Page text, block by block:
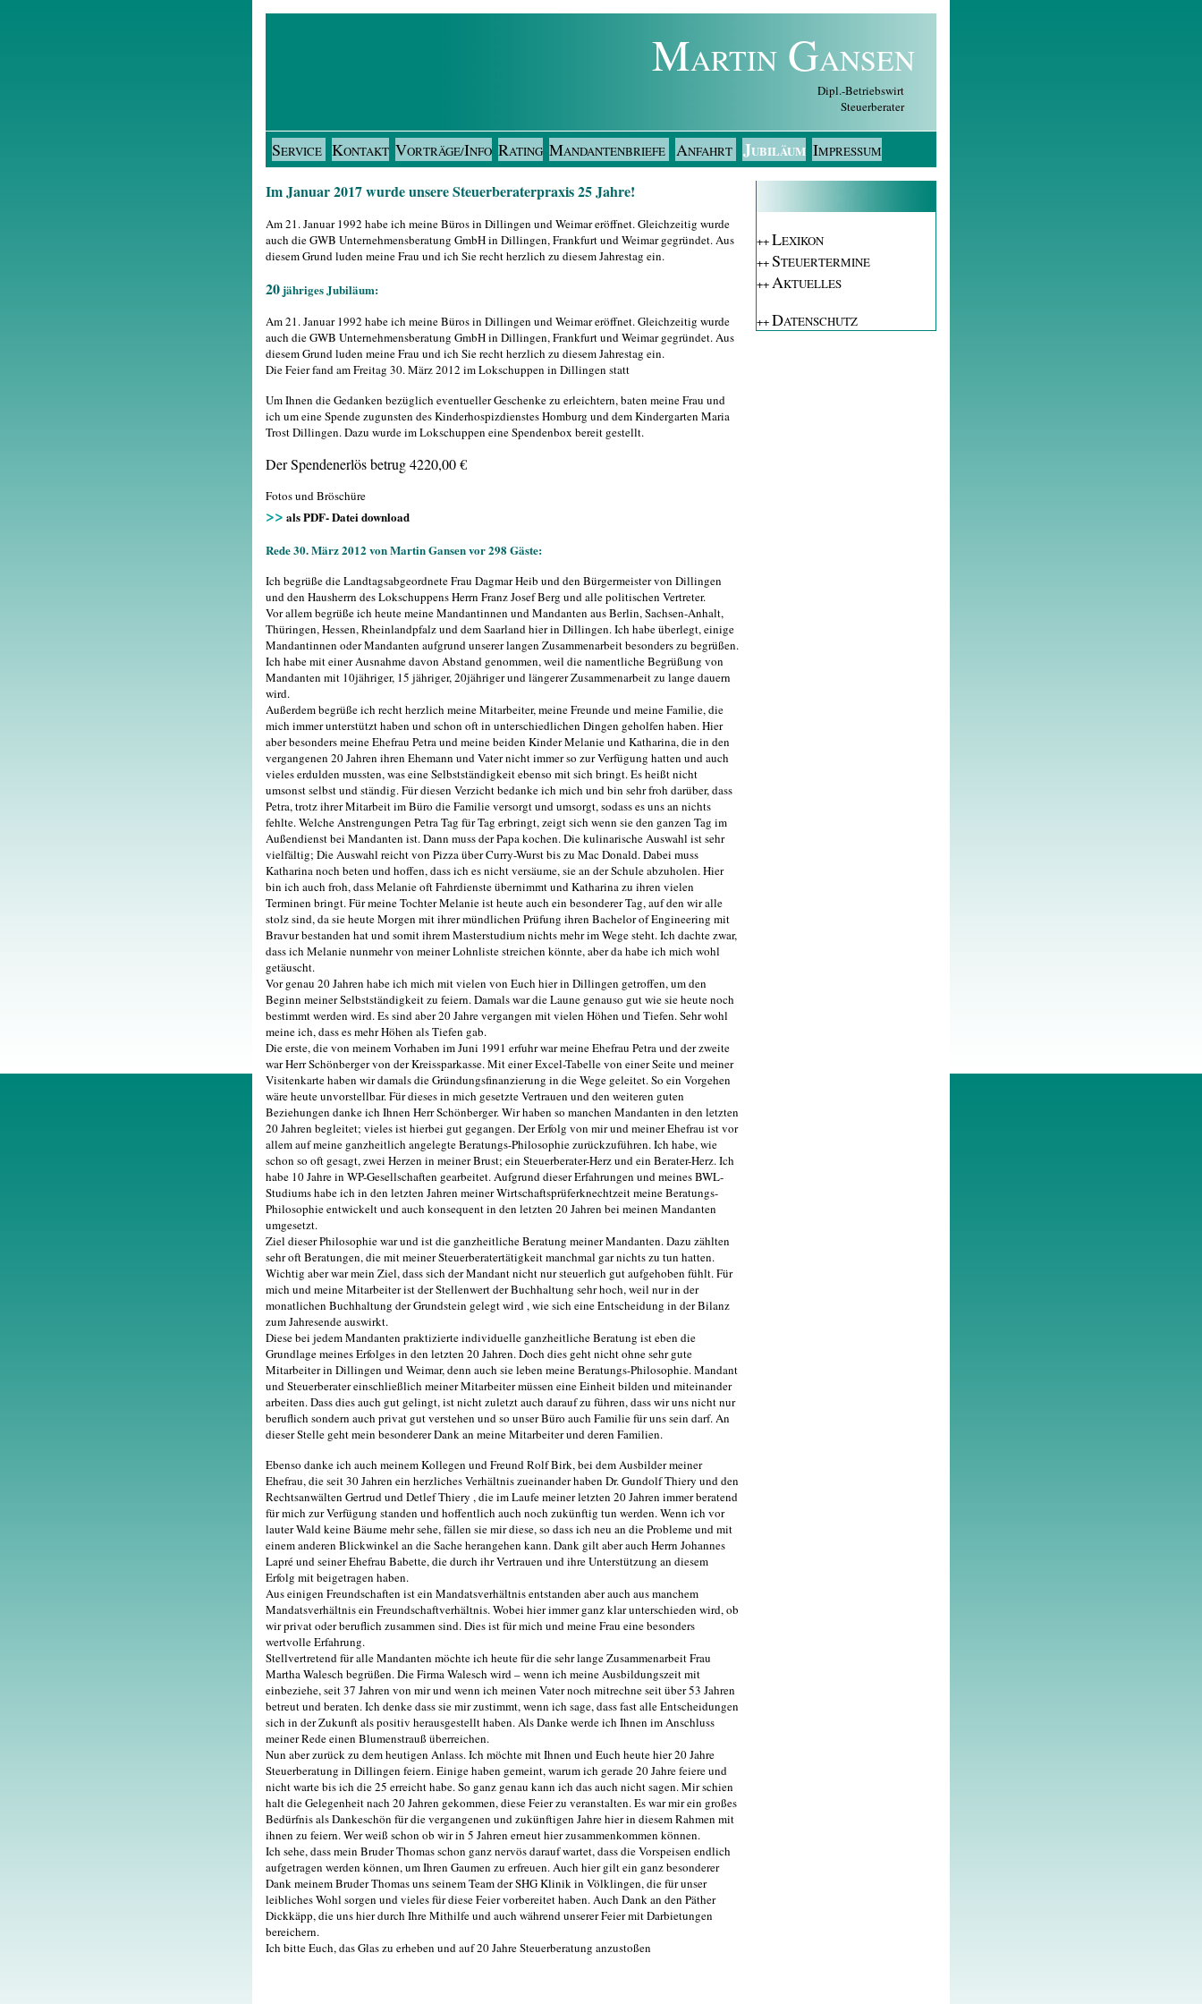
MARTIN GANSEN
Dipl.-Betriebswirt
Steuerberater
SERVICE KONTAKT VORTRÄGE/INFO RATING MANDANTENBRIEFE ANFAHRT JUBILÄUM IMPRESSUM
Im Januar 2017 wurde unsere Steuerberaterpraxis 25 Jahre!
Am 21. Januar 1992 habe ich meine Büros in Dillingen und Weimar eröffnet. Gleichzeitig wurde
auch die GWB Unternehmensberatung GmbH in Dillingen, Frankfurt und Weimar gegründet. Aus
diesem Grund luden meine Frau und ich Sie recht herzlich zu diesem Jahrestag ein.
20 jähriges Jubiläum:
Am 21. Januar 1992 habe ich meine Büros in Dillingen und Weimar eröffnet. Gleichzeitig wurde
auch die GWB Unternehmensberatung GmbH in Dillingen, Frankfurt und Weimar gegründet. Aus
diesem Grund luden meine Frau und ich Sie recht herzlich zu diesem Jahrestag ein.
Die Feier fand am Freitag 30. März 2012 im Lokschuppen in Dillingen statt
Um Ihnen die Gedanken bezüglich eventueller Geschenke zu erleichtern, baten meine Frau und
ich um eine Spende zugunsten des Kinderhospizdienstes Homburg und dem Kindergarten Maria
Trost Dillingen. Dazu wurde im Lokschuppen eine Spendenbox bereit gestellt.
Der Spendenerlös betrug 4220,00 €
Fotos und Bröschüre
>> als PDF- Datei download
Rede 30. März 2012 von Martin Gansen vor 298 Gäste:
Ich begrüße die Landtagsabgeordnete Frau Dagmar Heib und den Bürgermeister von Dillingen
und den Hausherrn des Lokschuppens Herrn Franz Josef Berg und alle politischen Vertreter.
Vor allem begrüße ich heute meine Mandantinnen und Mandanten aus Berlin, Sachsen-Anhalt,
Thüringen, Hessen, Rheinlandpfalz und dem Saarland hier in Dillingen. Ich habe überlegt, einige
Mandantinnen oder Mandanten aufgrund unserer langen Zusammenarbeit besonders zu begrüßen.
Ich habe mit einer Ausnahme davon Abstand genommen, weil die namentliche Begrüßung von
Mandanten mit 10jähriger, 15 jähriger, 20jähriger und längerer Zusammenarbeit zu lange dauern
wird.
Außerdem begrüße ich recht herzlich meine Mitarbeiter, meine Freunde und meine Familie, die
mich immer unterstützt haben und schon oft in unterschiedlichen Dingen geholfen haben. Hier
aber besonders meine Ehefrau Petra und meine beiden Kinder Melanie und Katharina, die in den
vergangenen 20 Jahren ihren Ehemann und Vater nicht immer so zur Verfügung hatten und auch
vieles erdulden mussten, was eine Selbstständigkeit ebenso mit sich bringt. Es heißt nicht
umsonst selbst und ständig. Für diesen Verzicht bedanke ich mich und bin sehr froh darüber, dass
Petra, trotz ihrer Mitarbeit im Büro die Familie versorgt und umsorgt, sodass es uns an nichts
fehlte. Welche Anstrengungen Petra Tag für Tag erbringt, zeigt sich wenn sie den ganzen Tag im
Außendienst bei Mandanten ist. Dann muss der Papa kochen. Die kulinarische Auswahl ist sehr
vielfältig; Die Auswahl reicht von Pizza über Curry-Wurst bis zu Mac Donald. Dabei muss
Katharina noch beten und hoffen, dass ich es nicht versäume, sie an der Schule abzuholen. Hier
bin ich auch froh, dass Melanie oft Fahrdienste übernimmt und Katharina zu ihren vielen
Terminen bringt. Für meine Tochter Melanie ist heute auch ein besonderer Tag, auf den wir alle
stolz sind, da sie heute Morgen mit ihrer mündlichen Prüfung ihren Bachelor of Engineering mit
Bravur bestanden hat und somit ihrem Masterstudium nichts mehr im Wege steht. Ich dachte zwar,
dass ich Melanie nunmehr von meiner Lohnliste streichen könnte, aber da habe ich mich wohl
getäuscht.
Vor genau 20 Jahren habe ich mich mit vielen von Euch hier in Dillingen getroffen, um den
Beginn meiner Selbstständigkeit zu feiern. Damals war die Laune genauso gut wie sie heute noch
bestimmt werden wird. Es sind aber 20 Jahre vergangen mit vielen Höhen und Tiefen. Sehr wohl
meine ich, dass es mehr Höhen als Tiefen gab.
Die erste, die von meinem Vorhaben im Juni 1991 erfuhr war meine Ehefrau Petra und der zweite
war Herr Schönberger von der Kreissparkasse. Mit einer Excel-Tabelle von einer Seite und meiner
Visitenkarte haben wir damals die Gründungsfinanzierung in die Wege geleitet. So ein Vorgehen
wäre heute unvorstellbar. Für dieses in mich gesetzte Vertrauen und den weiteren guten
Beziehungen danke ich Ihnen Herr Schönberger. Wir haben so manchen Mandanten in den letzten
20 Jahren begleitet; vieles ist hierbei gut gegangen. Der Erfolg von mir und meiner Ehefrau ist vor
allem auf meine ganzheitlich angelegte Beratungs-Philosophie zurückzuführen. Ich habe, wie
schon so oft gesagt, zwei Herzen in meiner Brust; ein Steuerberater-Herz und ein Berater-Herz. Ich
habe 10 Jahre in WP-Gesellschaften gearbeitet. Aufgrund dieser Erfahrungen und meines BWL-
Studiums habe ich in den letzten Jahren meiner Wirtschaftsprüferknechtzeit meine Beratungs-
Philosophie entwickelt und auch konsequent in den letzten 20 Jahren bei meinen Mandanten
umgesetzt.
Ziel dieser Philosophie war und ist die ganzheitliche Beratung meiner Mandanten. Dazu zählten
sehr oft Beratungen, die mit meiner Steuerberatertätigkeit manchmal gar nichts zu tun hatten.
Wichtig aber war mein Ziel, dass sich der Mandant nicht nur steuerlich gut aufgehoben fühlt. Für
mich und meine Mitarbeiter ist der Stellenwert der Buchhaltung sehr hoch, weil nur in der
monatlichen Buchhaltung der Grundstein gelegt wird , wie sich eine Entscheidung in der Bilanz
zum Jahresende auswirkt.
Diese bei jedem Mandanten praktizierte individuelle ganzheitliche Beratung ist eben die
Grundlage meines Erfolges in den letzten 20 Jahren. Doch dies geht nicht ohne sehr gute
Mitarbeiter in Dillingen und Weimar, denn auch sie leben meine Beratungs-Philosophie. Mandant
und Steuerberater einschließlich meiner Mitarbeiter müssen eine Einheit bilden und miteinander
arbeiten. Dass dies auch gut gelingt, ist nicht zuletzt auch darauf zu führen, dass wir uns nicht nur
beruflich sondern auch privat gut verstehen und so unser Büro auch Familie für uns sein darf. An
dieser Stelle geht mein besonderer Dank an meine Mitarbeiter und deren Familien.
Ebenso danke ich auch meinem Kollegen und Freund Rolf Birk, bei dem Ausbilder meiner
Ehefrau, die seit 30 Jahren ein herzliches Verhältnis zueinander haben Dr. Gundolf Thiery und den
Rechtsanwälten Gertrud und Detlef Thiery , die im Laufe meiner letzten 20 Jahren immer beratend
für mich zur Verfügung standen und hoffentlich auch noch zukünftig tun werden. Wenn ich vor
lauter Wald keine Bäume mehr sehe, fällen sie mir diese, so dass ich neu an die Probleme und mit
einem anderen Blickwinkel an die Sache herangehen kann. Dank gilt aber auch Herrn Johannes
Lapré und seiner Ehefrau Babette, die durch ihr Vertrauen und ihre Unterstützung an diesem
Erfolg mit beigetragen haben.
Aus einigen Freundschaften ist ein Mandatsverhältnis entstanden aber auch aus manchem
Mandatsverhältnis ein Freundschaftverhältnis. Wobei hier immer ganz klar unterschieden wird, ob
wir privat oder beruflich zusammen sind. Dies ist für mich und meine Frau eine besonders
wertvolle Erfahrung.
Stellvertretend für alle Mandanten möchte ich heute für die sehr lange Zusammenarbeit Frau
Martha Walesch begrüßen. Die Firma Walesch wird – wenn ich meine Ausbildungszeit mit
einbeziehe, seit 37 Jahren von mir und wenn ich meinen Vater noch mitrechne seit über 53 Jahren
betreut und beraten. Ich denke dass sie mir zustimmt, wenn ich sage, dass fast alle Entscheidungen
sich in der Zukunft als positiv herausgestellt haben. Als Danke werde ich Ihnen im Anschluss
meiner Rede einen Blumenstrauß überreichen.
Nun aber zurück zu dem heutigen Anlass. Ich möchte mit Ihnen und Euch heute hier 20 Jahre
Steuerberatung in Dillingen feiern. Einige haben gemeint, warum ich gerade 20 Jahre feiere und
nicht warte bis ich die 25 erreicht habe. So ganz genau kann ich das auch nicht sagen. Mir schien
halt die Gelegenheit nach 20 Jahren gekommen, diese Feier zu veranstalten. Es war mir ein großes
Bedürfnis als Dankeschön für die vergangenen und zukünftigen Jahre hier in diesem Rahmen mit
ihnen zu feiern. Wer weiß schon ob wir in 5 Jahren erneut hier zusammenkommen können.
Ich sehe, dass mein Bruder Thomas schon ganz nervös darauf wartet, dass die Vorspeisen endlich
aufgetragen werden können, um Ihren Gaumen zu erfreuen. Auch hier gilt ein ganz besonderer
Dank meinem Bruder Thomas uns seinem Team der SHG Klinik in Völklingen, die für unser
leibliches Wohl sorgen und vieles für diese Feier vorbereitet haben. Auch Dank an den Päther
Dickkäpp, die uns hier durch Ihre Mithilfe und auch während unserer Feier mit Darbietungen
bereichern.
Ich bitte Euch, das Glas zu erheben und auf 20 Jahre Steuerberatung anzustoßen
++LEXIKON
++STEUERTERMINE
++AKTUELLES
++DATENSCHUTZ